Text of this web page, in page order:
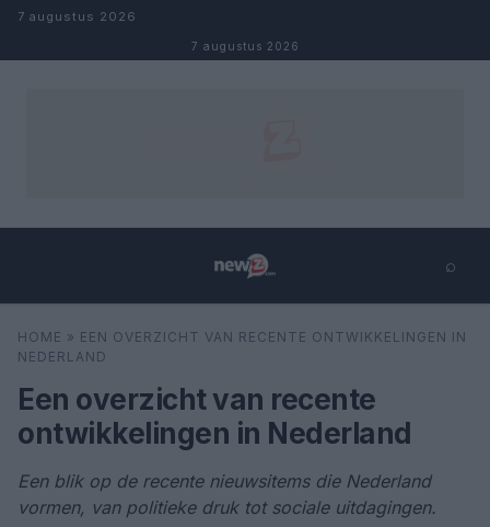
Naar inhoud
7 augustus 2026
7 augustus 2026
⌕
Zoeken ⌕ ×
HOME » EEN OVERZICHT VAN RECENTE ONTWIKKELINGEN IN
NEDERLAND
Een overzicht van recente
ontwikkelingen in Nederland
Een blik op de recente nieuwsitems die Nederland
vormen, van politieke druk tot sociale uitdagingen.